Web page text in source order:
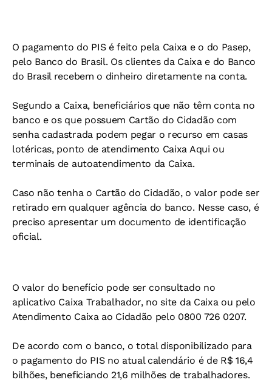
O pagamento do PIS é feito pela Caixa e o do Pasep,
pelo Banco do Brasil. Os clientes da Caixa e do Banco
do Brasil recebem o dinheiro diretamente na conta.
Segundo a Caixa, beneficiários que não têm conta no
banco e os que possuem Cartão do Cidadão com
senha cadastrada podem pegar o recurso em casas
lotéricas, ponto de atendimento Caixa Aqui ou
terminais de autoatendimento da Caixa.
Caso não tenha o Cartão do Cidadão, o valor pode ser
retirado em qualquer agência do banco. Nesse caso, é
preciso apresentar um documento de identificação
oficial.
O valor do benefício pode ser consultado no
aplicativo Caixa Trabalhador, no site da Caixa ou pelo
Atendimento Caixa ao Cidadão pelo 0800 726 0207.
De acordo com o banco, o total disponibilizado para
o pagamento do PIS no atual calendário é de R$ 16,4
bilhões, beneficiando 21,6 milhões de trabalhadores.